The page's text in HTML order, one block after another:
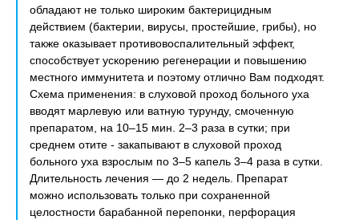
обладают не только широким бактерицидным
действием (бактерии, вирусы, простейшие, грибы), но
также оказывает противовоспалительный эффект,
способствует ускорению регенерации и повышению
местного иммунитета и поэтому отлично Вам подходят.
Схема применения: в слуховой проход больного уха
вводят марлевую или ватную турунду, смоченную
препаратом, на 10–15 мин. 2–3 раза в сутки; при
среднем отите - закапывают в слуховой проход
больного уха взрослым по 3–5 капель 3–4 раза в сутки.
Длительность лечения — до 2 недель. Препарат
можно использовать только при сохраненной
целостности барабанной перепонки, перфорация